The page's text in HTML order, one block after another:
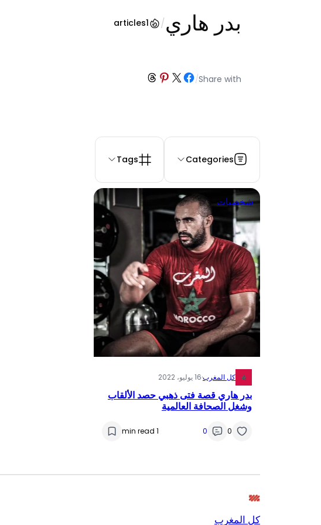
بدر هاري/
1
articles
Share with
/
Share on Facebook
Share on X
Share on Pinterest
Share on Threads
Categories
Tags
شخصيات
كل المغرب·16 يوليو، 2022
بدر هاري قصة فتى ذهبي حصد الألقاب
وشغل الصحافة العالمية
0
0
1 min read
كل المغرب